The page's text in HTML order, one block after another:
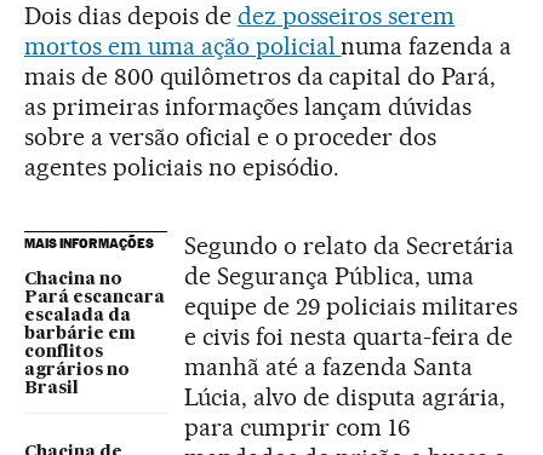
Dois dias depois de dez posseiros serem
mortos em uma ação policialnuma fazenda a
mais de 800 quilômetros da capital do Pará,
as primeiras informações lançam dúvidas
sobre a versão oficial e o proceder dos
agentes policiais no episódio.
MAIS INFORMAÇÕES
Chacina no
Pará escancara
escalada da
barbárie em
conflitos
agrários no
Brasil
Segundo o relato da Secretária
de Segurança Pública, uma
equipe de 29 policiais militares
e civis foi nesta quarta-feira de
manhã até a fazenda Santa
Lúcia, alvo de disputa agrária,
para cumprir com 16